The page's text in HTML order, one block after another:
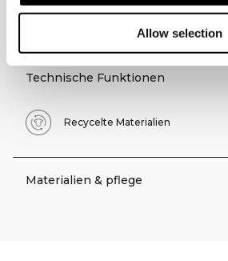
Allow selection
TECHNISCHE ASPEKTE
Technische Funktionen
Recycelte Materialien
Materialien & pflege